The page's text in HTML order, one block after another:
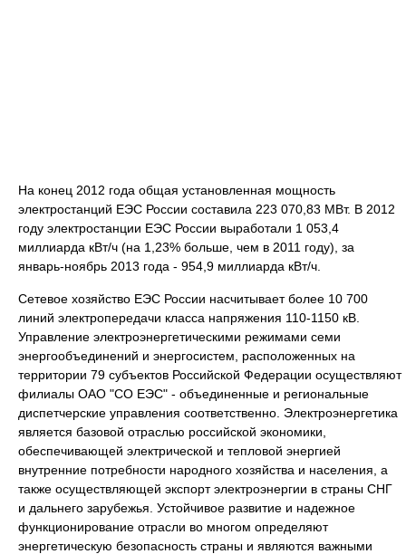
На конец 2012 года общая установленная мощность
электростанций ЕЭС России составила 223 070,83 МВт. В 2012
году электростанции ЕЭС России выработали 1 053,4
миллиарда кВт/ч (на 1,23% больше, чем в 2011 году), за
январь-ноябрь 2013 года - 954,9 миллиарда кВт/ч.
Сетевое хозяйство ЕЭС России насчитывает более 10 700
линий электропередачи класса напряжения 110-1150 кВ.
Управление электроэнергетическими режимами семи
энергообъединений и энергосистем, расположенных на
территории 79 субъектов Российской Федерации осуществляют
филиалы ОАО "СО ЕЭС" - объединенные и региональные
диспетчерские управления соответственно. Электроэнергетика
является базовой отраслью российской экономики,
обеспечивающей электрической и тепловой энергией
внутренние потребности народного хозяйства и населения, а
также осуществляющей экспорт электроэнергии в страны СНГ
и дальнего зарубежья. Устойчивое развитие и надежное
функционирование отрасли во многом определяют
энергетическую безопасность страны и являются важными